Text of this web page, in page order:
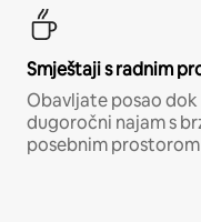
Smještaji s radnim
Obavljate posao
dugoročni najam s
posebnim prostorom